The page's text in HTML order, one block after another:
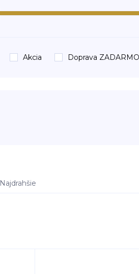
Akcia Doprava ZADARMO
Najdrahšie